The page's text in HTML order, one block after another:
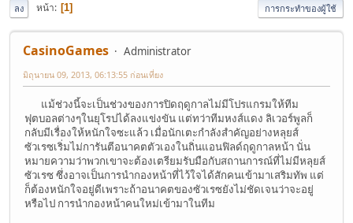
ลง หน้า 1 การกระทำของผู้ใช้
CasinoGames Administrator
มิถุนายน 09, 2013, 06:13:55 ก่อนเที่ยง
แม้ช่วงนี้จะเป็นช่วงของการปิดฤดูกาลไม่มีโปรแกรมให้ทีม
ฟุตบอลต่างๆในยุโรปได้ลงแข่งขัน แต่ทว่าทีมหงส์แดง ลิเวอร์พูลก็
กลับมีเรื่องให้หนักใจซะแล้ว เมื่อนักเตะกำลังสำคัญอย่างหลุยส์
ซัวเรซเริ่มไม่การันตีอนาคตตัวเองในถิ่นแอนฟิลด์ฤดูกาลหน้า นั่น
หมายความว่าพวกเขาจะต้องเตรียมรับมือกับสถานการณ์ที่ไม่มีหลุยส์
ซัวเรซ ซึ่งอาจเป็นการนำกองหน้าที่ไว้ใจได้สักคนเข้ามาเสริมทัพ แต่
ก็ต้องหนักใจอยู่ดีเพราะถ้าอนาคตของซัวเรซยังไม่ชัดเจนว่าจะอยู่
หรือไป การนำกองหน้าคนใหม่เข้ามาในทีม